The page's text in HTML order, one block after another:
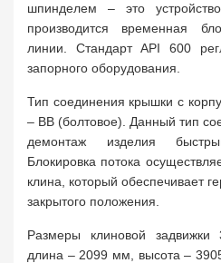
шпинделем – это
производится временная
линии. Стандарт API 600
запорного оборудования.
Тип соединения крышки с
– BB (болтовое). Данный тип
демонтаж изделия
Блокировка потока
клина, который обеспечивает
закрытого положения.
Размеры клиновой задвижки
длина – 2099 мм, высота –